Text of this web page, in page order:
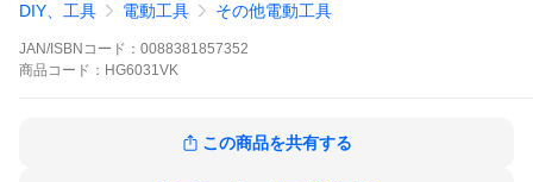
DIY、工具 電動工具 その他電動工具
JAN/ISBNコード： 0088381857352
商品 コード： HG6031VK
この商品を共有する